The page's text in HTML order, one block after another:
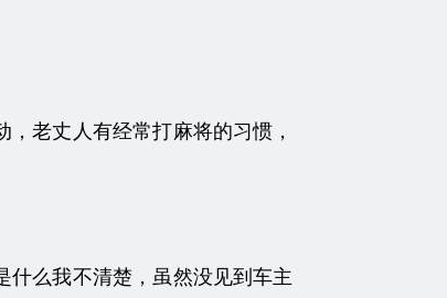
老丈人有经常打麻将的习惯，
么我不清楚，虽然没见到车主